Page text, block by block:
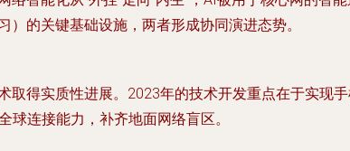
的关键基础设施，两者形成协同演进态势。
取得实质性进展。2023年的技术开发重点在于实现
连接能力，补齐地面网络盲区。